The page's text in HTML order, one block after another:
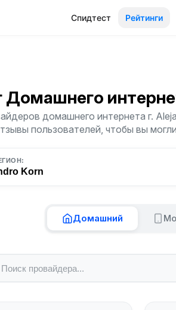
Спидтест Рейтинги
Домашнего
домашнего интернета г.
пользователей, чтобы вы
Korn
Домашний